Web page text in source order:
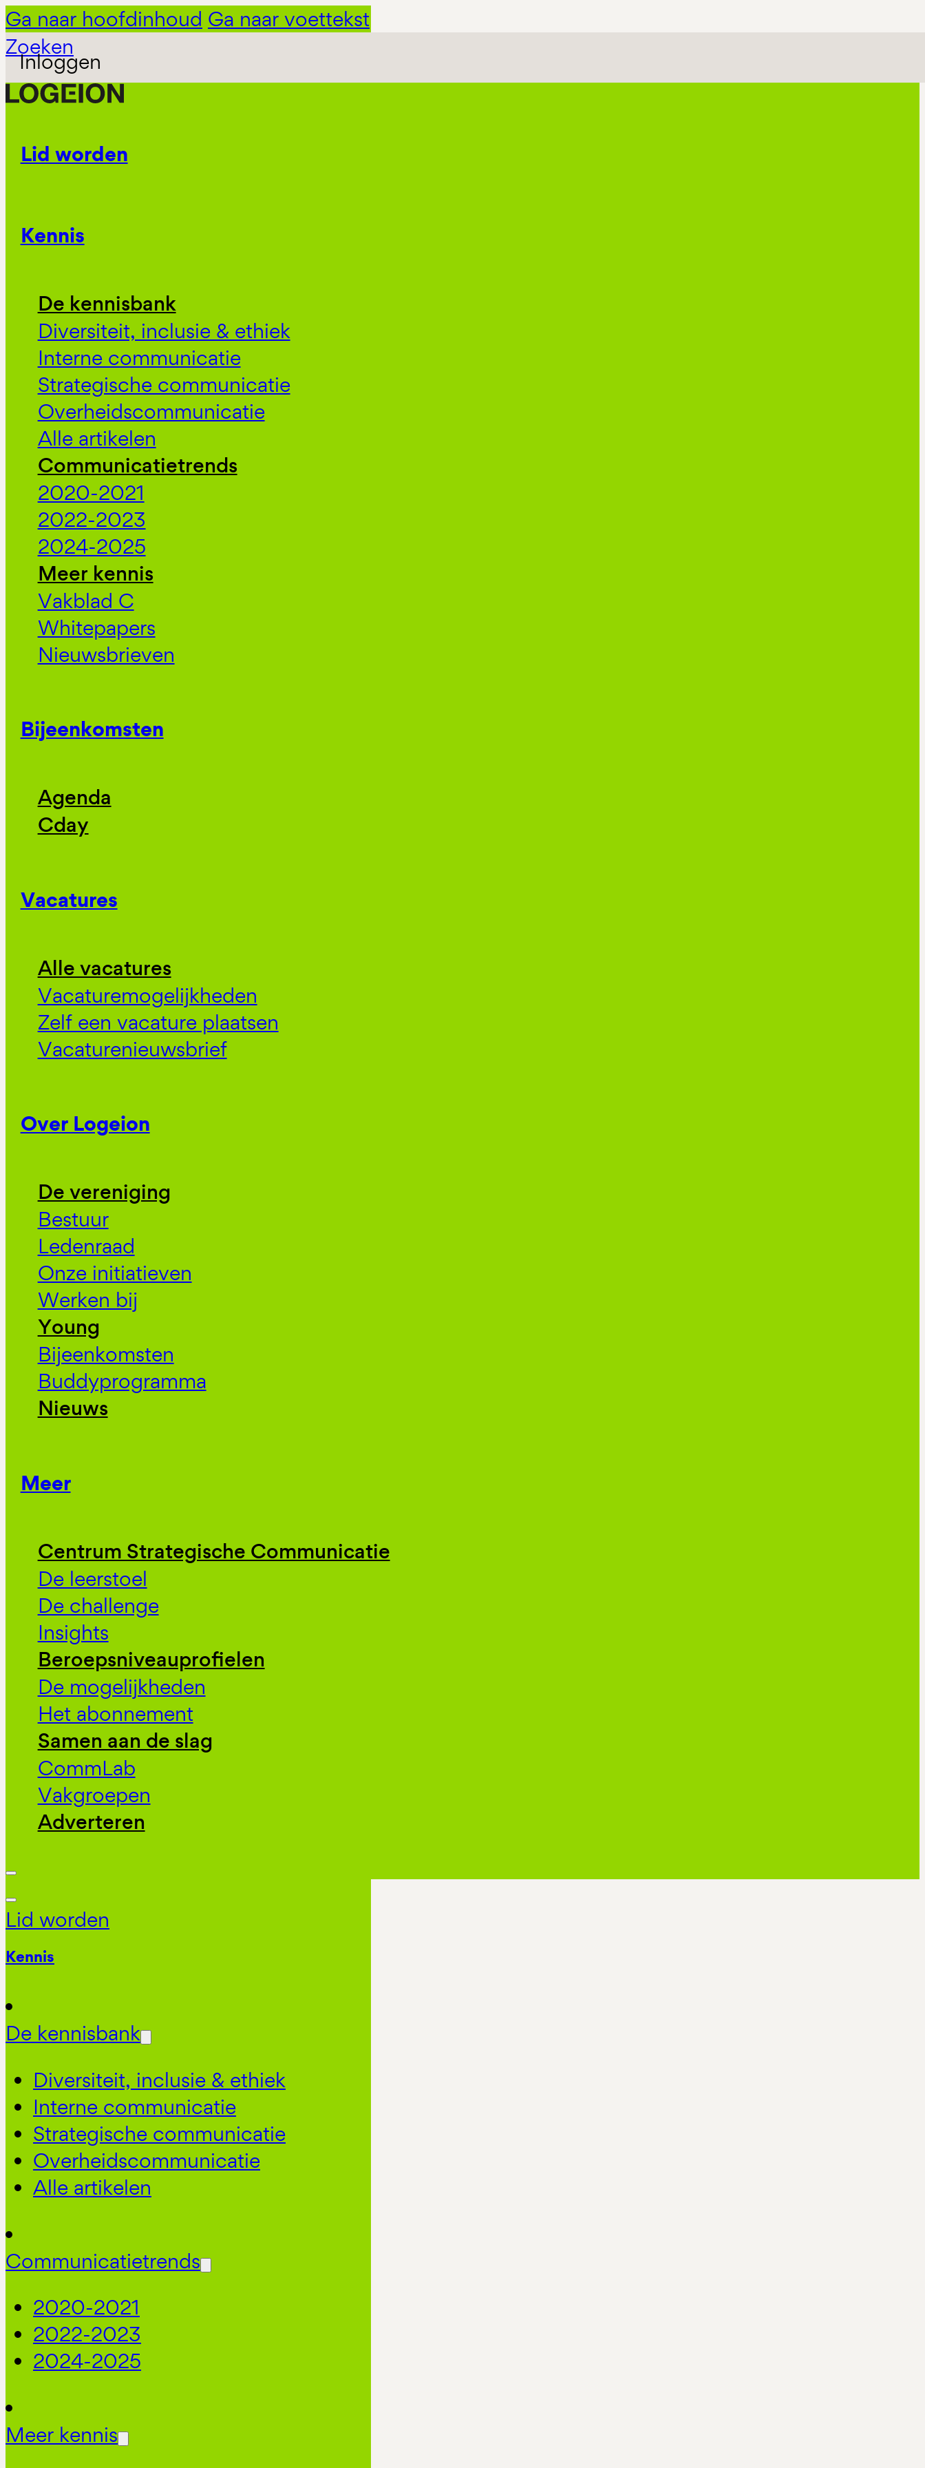
Ga naar hoofdinhoud Ga naar voettekst
Zoeken
Inloggen
Lid worden
Kennis
De kennisbank
Diversiteit, inclusie & ethiek
Interne communicatie
Strategische communicatie
Overheidscommunicatie
Alle artikelen
Communicatietrends
2020-2021
2022-2023
2024-2025
Meer kennis
Vakblad C
Whitepapers
Nieuwsbrieven
Bijeenkomsten
Agenda
Cday
Vacatures
Alle vacatures
Vacaturemogelijkheden
Zelf een vacature plaatsen
Vacaturenieuwsbrief
Over Logeion
De vereniging
Bestuur
Ledenraad
Onze initiatieven
Werken bij
Young
Bijeenkomsten
Buddyprogramma
Nieuws
Meer
Centrum Strategische Communicatie
De leerstoel
De challenge
Insights
Beroepsniveauprofielen
De mogelijkheden
Het abonnement
Samen aan de slag
CommLab
Vakgroepen
Adverteren
Lid worden
Kennis
De kennisbank
Diversiteit, inclusie & ethiek
Interne communicatie
Strategische communicatie
Overheidscommunicatie
Alle artikelen
Communicatietrends
2020-2021
2022-2023
2024-2025
Meer kennis